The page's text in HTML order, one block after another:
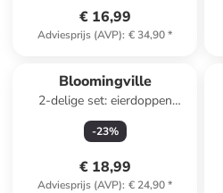
€ 16,99
Adviesprijs (AVP): € 34,90*
Bloomingville
2-delige set: eierdoppen
"Birdy" blauw/geel - (B)8 x
(H)8 cm
-23%
€ 18,99
Adviesprijs (AVP): € 24,90*